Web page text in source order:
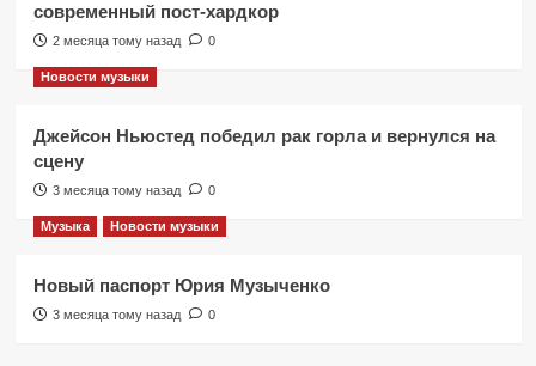
современный пост-хардкор
2 месяца тому назад 0
Новости музыки
Джейсон Ньюстед победил рак горла и вернулся на
сцену
3 месяца тому назад 0
Музыка Новости музыки
Новый паспорт Юрия Музыченко
3 месяца тому назад 0